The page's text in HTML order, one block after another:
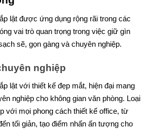
lật được ứng dụng rộng rãi trong các
vai trò quan trọng trong việc giữ gìn
sẽ, gọn gàng và chuyên nghiệp.
nghiệp
lật với thiết kế đẹp mắt, hiện đại mang
nghiệp cho không gian văn phòng. Loại
với mọi phong cách thiết kế office, từ
tối giản, tạo điểm nhấn ấn tượng cho